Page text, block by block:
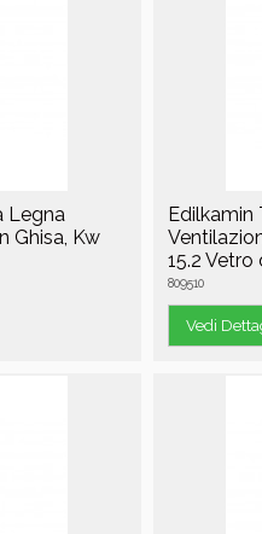
Legna
Ghisa, Kw
Edilkamin
15.2 Vetro
809510
Vedi